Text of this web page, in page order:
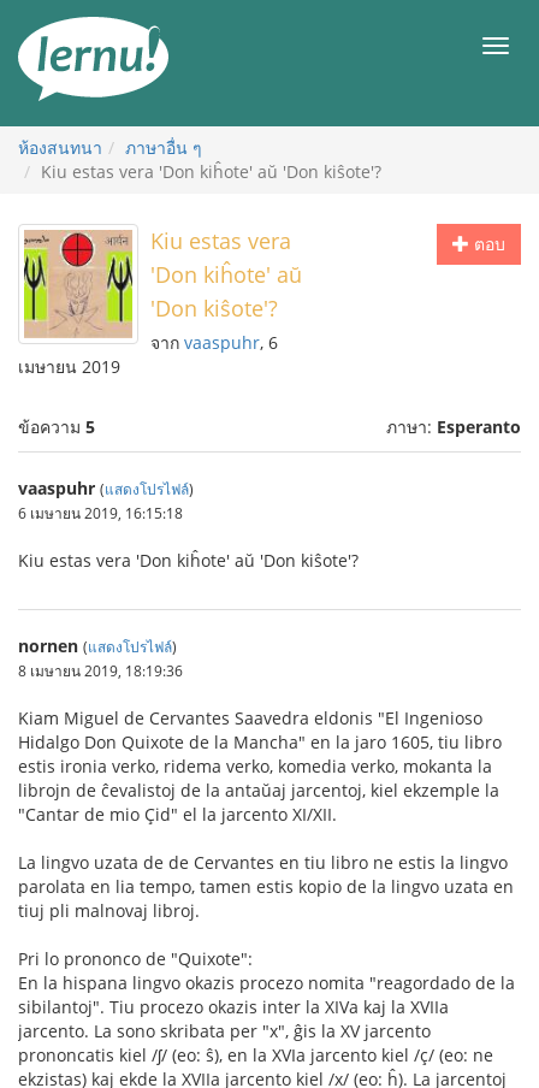
สารบัญ
เมนู
ห้องสนทนา
ภาษาอื่น ๆ
Kiu estas vera 'Don kiĥote' aŭ 'Don kiŝote'?
ตอบ
Kiu estas vera
'Don kiĥote' aŭ
'Don kiŝote'?
จาก vaaspuhr, 6
เมษายน 2019
ข้อความ 5 ภาษา: Esperanto
vaaspuhr (แสดงโปรไฟล์)
6 เมษายน 2019, 16:15:18
Kiu estas vera 'Don kiĥote' aŭ 'Don kiŝote'?
nornen (แสดงโปรไฟล์)
8 เมษายน 2019, 18:19:36
Kiam Miguel de Cervantes Saavedra eldonis "El Ingenioso
Hidalgo Don Quixote de la Mancha" en la jaro 1605, tiu libro
estis ironia verko, ridema verko, komedia verko, mokanta la
librojn de ĉevalistoj de la antaŭaj jarcentoj, kiel ekzemple la
"Cantar de mio Çid" el la jarcento XI/XII.
La lingvo uzata de de Cervantes en tiu libro ne estis la lingvo
parolata en lia tempo, tamen estis kopio de la lingvo uzata en
tiuj pli malnovaj libroj.
Pri lo prononco de "Quixote":
En la hispana lingvo okazis procezo nomita "reagordado de la
sibilantoj". Tiu procezo okazis inter la XIVa kaj la XVIIa
jarcento. La sono skribata per "x", ĝis la XV jarcento
prononcatis kiel /ʃ/ (eo: ŝ), en la XVIa jarcento kiel /ç/ (eo: ne
ekzistas) kaj ekde la XVIIa jarcento kiel /x/ (eo: ĥ). La jarcentoj